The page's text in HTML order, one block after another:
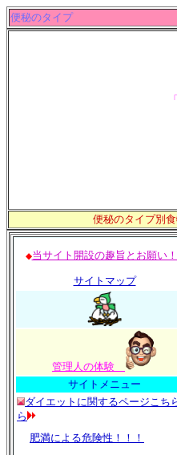
便秘のタイプ
便秘のタイプ別
◆当サイト開設の趣旨とお願い！
サイトマップ
管理人の体験
サイトメニュー
ダイエットに関するページこち
ら
肥満による危険性！！！